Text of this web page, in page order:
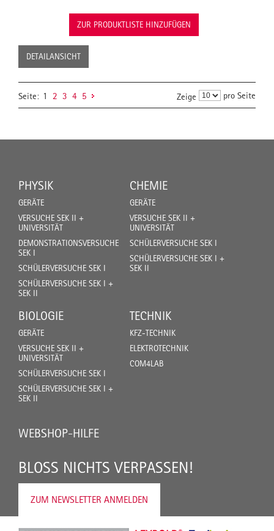
ZUR PRODUKTLISTE HINZUFÜGEN
DETAILANSICHT
Seite: 1 2 3 4 5 Zeige pro Seite
PHYSIK
GERÄTE
VERSUCHE SEK II +
UNIVERSITÄT
DEMONSTRATIONSVERSUCHE
SEK I
SCHÜLERVERSUCHE SEK I
SCHÜLERVERSUCHE SEK I +
SEK II
CHEMIE
GERÄTE
VERSUCHE SEK II +
UNIVERSITÄT
SCHÜLERVERSUCHE SEK I
SCHÜLERVERSUCHE SEK I +
SEK II
BIOLOGIE
GERÄTE
VERSUCHE SEK II +
UNIVERSITÄT
SCHÜLERVERSUCHE SEK I
SCHÜLERVERSUCHE SEK I +
SEK II
TECHNIK
KFZ-TECHNIK
ELEKTROTECHNIK
COM4LAB
WEBSHOP-HILFE
BLOSS NICHTS VERPASSEN!
ZUM NEWSLETTER ANMELDEN